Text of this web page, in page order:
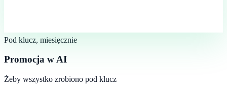
Pod klucz, miesięcznie
Promocja w AI
Żeby wszystko zrobiono pod klucz